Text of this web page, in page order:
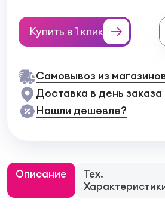
Купить в 1 клик
Самовывоз из
Доставка в день заказа
Нашли дешевле?
Описание
Тех.